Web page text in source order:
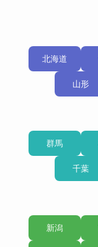
北海道
山形
群馬
千葉
新潟